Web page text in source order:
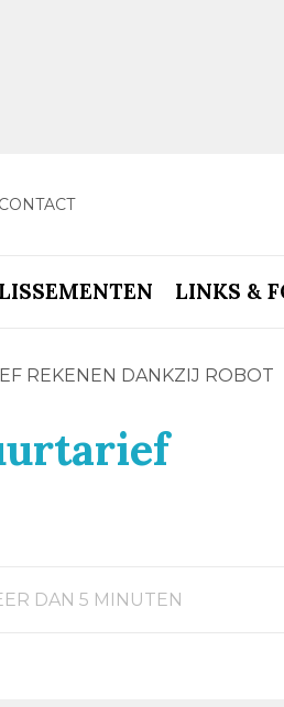
CONTACT
LINKS &
REKENEN DANKZIJ ROBOT
DAN 5 MINUTEN